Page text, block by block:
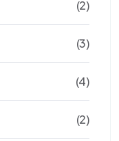
(2)
(3)
(4)
(2)